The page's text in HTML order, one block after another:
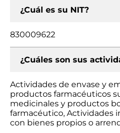
¿Cuál es su NIT?
830009622
¿Cuáles son sus
Actividades de envase y
productos farmacéuticos
medicinales y productos
farmacéutico, Actividades
con bienes propios o